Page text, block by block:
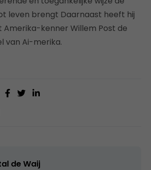
leven brengt Daarnaast heeft hij
Amerika-kenner Willem Post de
van Ai-merika.
de Waij